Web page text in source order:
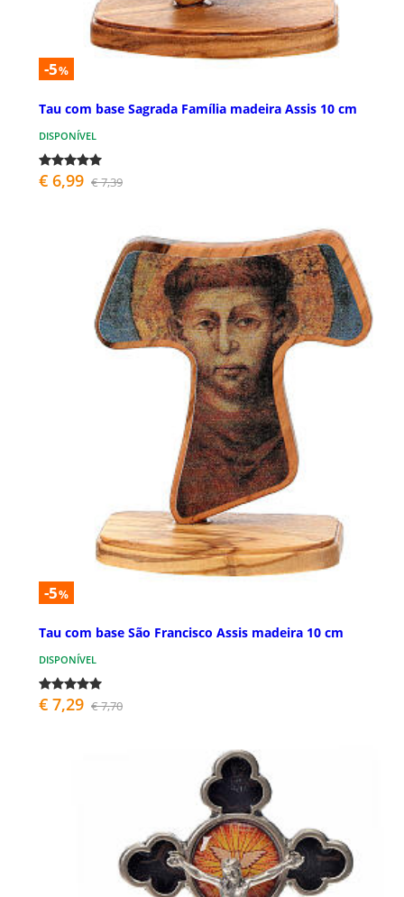
-5%
Tau com base Sagrada Família madeira Assis 10 cm
DISPONÍVEL
€ 6,99 € 7,39
-5%
Tau com base São Francisco Assis madeira 10 cm
DISPONÍVEL
€ 7,29 € 7,70